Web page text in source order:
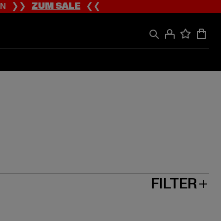
❯❯ZUM SALE❮❮
FILTER